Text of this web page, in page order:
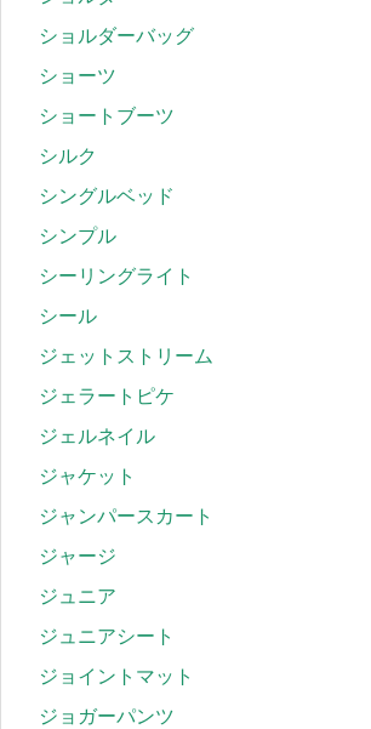
ショルダーバッグ
ショーツ
ショートブーツ
シルク
シングルベッド
シンプル
シーリングライト
シール
ジェットストリーム
ジェラートピケ
ジェルネイル
ジャケット
ジャンパースカート
ジャージ
ジュニア
ジュニアシート
ジョイントマット
ジョガーパンツ